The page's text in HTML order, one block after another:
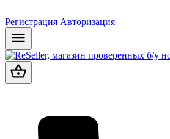
Регистрация Авторизация